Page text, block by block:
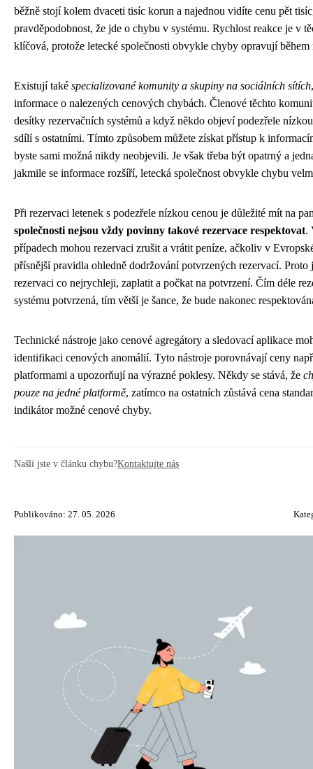
běžně stojí kolem dvaceti tisíc korun a najednou vidíte cenu pět
pravděpodobnost, že jde o chybu v systému. Rychlost reakce je v
klíčová, protože letecké společnosti obvykle chyby opravují
Existují také specializované komunity a skupiny na sociálních sítích
informace o nalezených cenových chybách. Členové těchto
desítky rezervačních systémů a když někdo objeví podezřele
sdílí s ostatními. Tímto způsobem můžete získat přístup k
byste sami možná nikdy neobjevili. Je však třeba být opatrný a
jakmile se informace rozšíří, letecká společnost obvykle chybu
Při rezervaci letenek s podezřele nízkou cenou je důležité mít na
společnosti nejsou vždy povinny takové rezervace respektovat.
případech mohou rezervaci zrušit a vrátit peníze, ačkoliv v
přísnější pravidla ohledně dodržování potvrzených rezervací. Proto
rezervaci co nejrychleji, zaplatit a počkat na potvrzení. Čím déle
systému potvrzená, tím větší je šance, že bude nakonec
Technické nástroje jako cenové agregátory a sledovací aplikace
identifikaci cenových anomálií. Tyto nástroje porovnávají ceny
platformami a upozorňují na výrazné poklesy. Někdy se stává, že
pouze na jedné platformě, zatímco na ostatních zůstává cena
indikátor možné cenové chyby.
Našli jste v článku chybu?Kontaktujte nás
Publikováno: 27. 05. 2026